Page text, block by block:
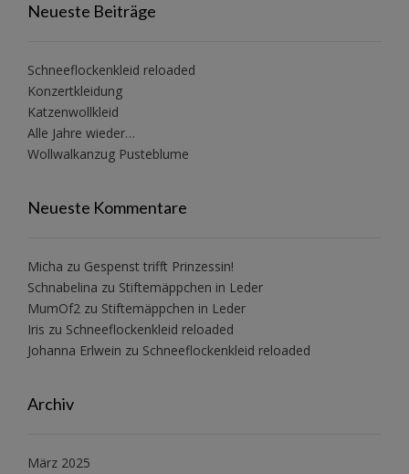
Neueste Beiträge
Schneeflockenkleid reloaded
Konzertkleidung
Katzenwollkleid
Alle Jahre wieder…
Wollwalkanzug Pusteblume
Neueste Kommentare
Micha zu Gespenst trifft Prinzessin!
Schnabelina zu Stiftemäppchen in Leder
MumOf2 zu Stiftemäppchen in Leder
Iris zu Schneeflockenkleid reloaded
Johanna Erlwein zu Schneeflockenkleid reloaded
Archiv
März 2025